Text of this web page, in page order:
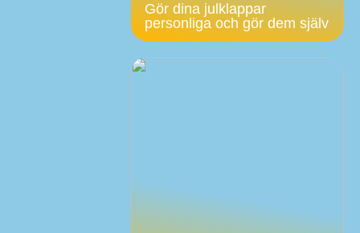
Gör dina julklappar
personliga och gör dem själv